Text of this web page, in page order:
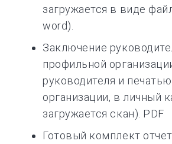
загружается в виде
word).
Заключение
профильной
руководителя и
организации, в личный
загружается скан). PDF
Готовый комплект